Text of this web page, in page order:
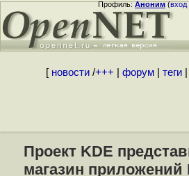
Профиль:Аноним(вход
[ новости/+++ форум| теги|
Проект KDE
магазин приложений